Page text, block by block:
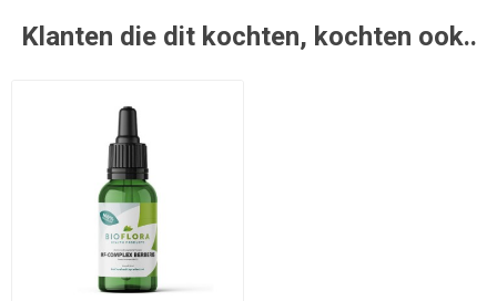
Klanten die dit kochten, kochten ook..